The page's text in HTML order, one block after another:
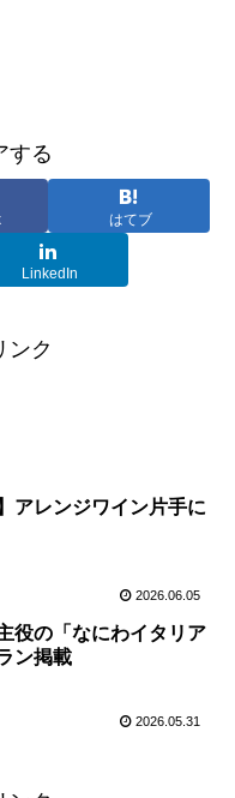
する
はてブ
LinkedIn
ンク
アレンジワイン片手に
2026.06.05
役の「なにわイタリア
ン掲載
2026.05.31